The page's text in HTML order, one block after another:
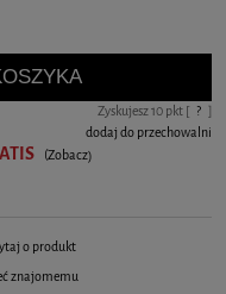
Zyskujesz10 pkt [ ? ]
dodaj do przechowalni
(Zobacz)
o produkt
znajomemu